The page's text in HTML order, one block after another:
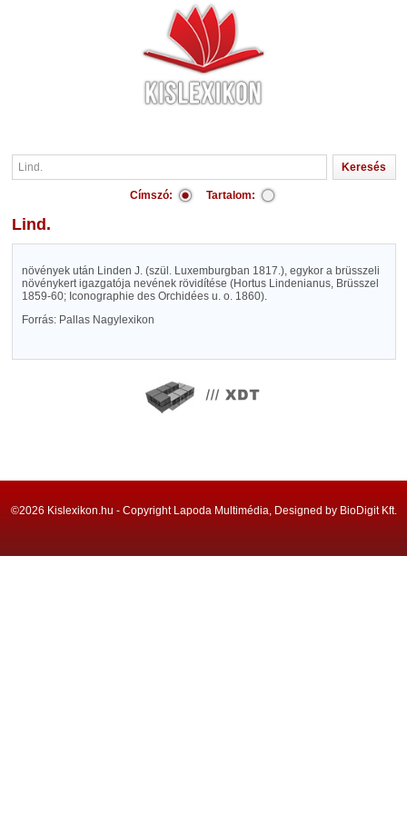
Címszó: Tartalom:
Lind.
növények után Linden J. (szül. Luxemburgban 1817.), egykor a brüsszeli
növénykert igazgatója nevének rövidítése (Hortus Lindenianus, Brüsszel
1859-60; Iconographie des Orchidées u. o. 1860).
Forrás: Pallas Nagylexikon
©2026 Kislexikon.hu - Copyright Lapoda Multimédia, Designed by BioDigit Kft.